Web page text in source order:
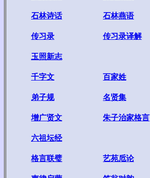
石林诗话 石林燕语
传习录 传习录译解
玉照新志
千字文 百家姓
弟子规 名贤集
增广贤文 朱子治家格言
六祖坛经
格言联璧 艺苑卮论